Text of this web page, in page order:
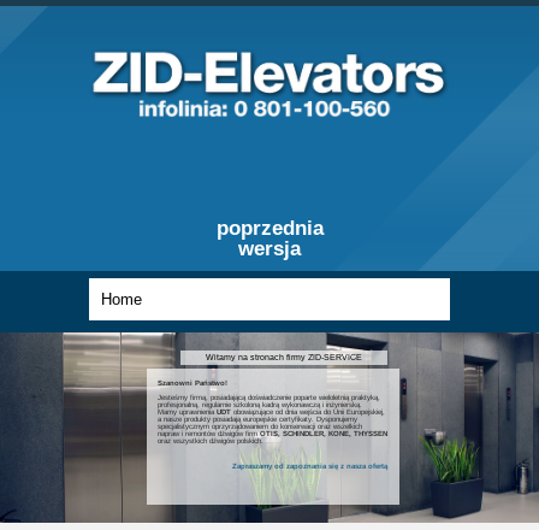
poprzednia
wersja
Witamy na stronach firmy ZID-SERVICE
Szanowni Państwo!
Jesteśmy firmą, posiadającą doświadczenie poparte wieloletnią praktyką,
profesjonalną, regularnie szkoloną kadrą wykonawczą i inżynierską.
Mamy uprawnieniaUDT obowiązujące od dnia wejścia do Unii Europejskiej,
a nasze produkty posiadają europejskie certyfikaty. Dysponujemy
specjalistycznym oprzyrządowaniem do konserwacji oraz wszelkich
napraw i remontów dźwigów firmOTIS, SCHINDLER, KONE, THYSSEN
oraz wszystkich dźwigów polskich.
Zapraszamy od zapoznania się z nasza ofertą